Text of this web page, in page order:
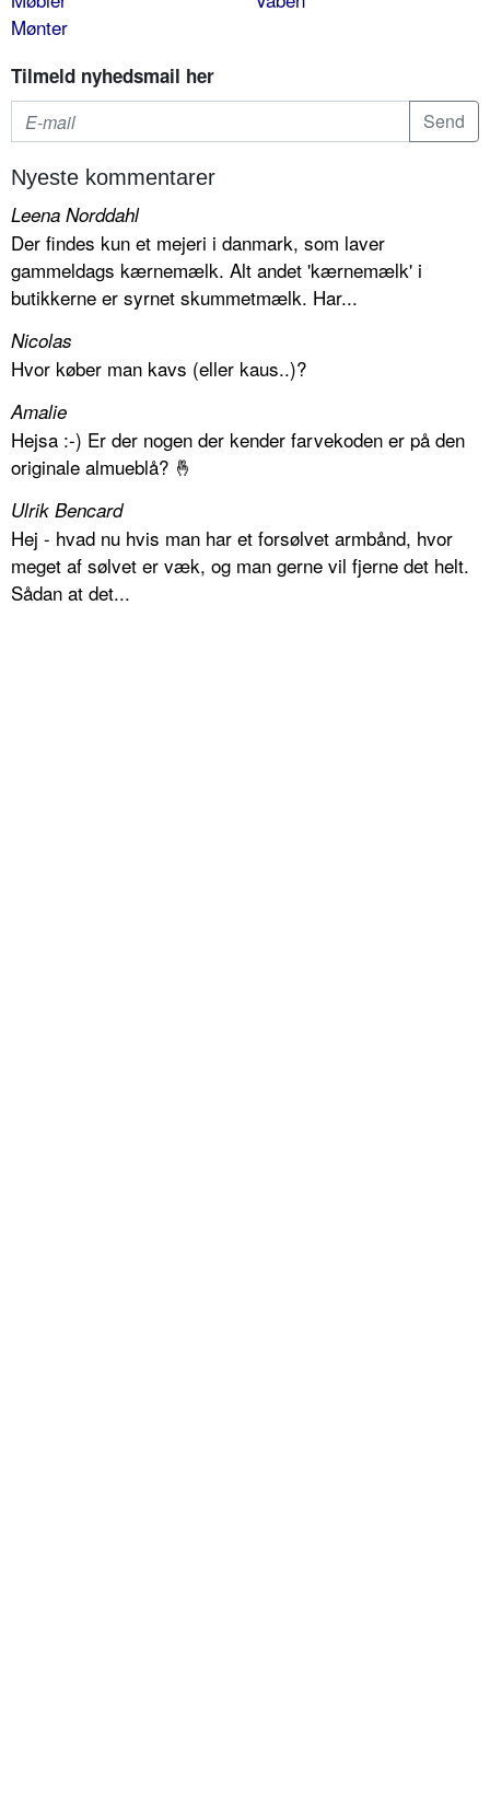
Mønter
Tilmeld nyhedsmail her
Nyeste kommentarer
Leena Norddahl
Der findes kun et mejeri i danmark, som laver
gammeldags kærnemælk. Alt andet 'kærnemælk' i
butikkerne er syrnet skummetmælk. Har...
Nicolas
Hvor køber man kavs (eller kaus..)?
Amalie
Hejsa :-) Er der nogen der kender farvekoden er på den
originale almueblå? 🤞
Ulrik Bencard
Hej - hvad nu hvis man har et forsølvet armbånd, hvor
meget af sølvet er væk, og man gerne vil fjerne det helt.
Sådan at det...